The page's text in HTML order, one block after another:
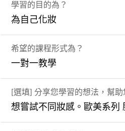
學習的目的為？
為自己化妝
希望的課程形式為？
一對一教學
[選填] 分享您學習的想法，幫
想嘗試不同妝感。歐美系列